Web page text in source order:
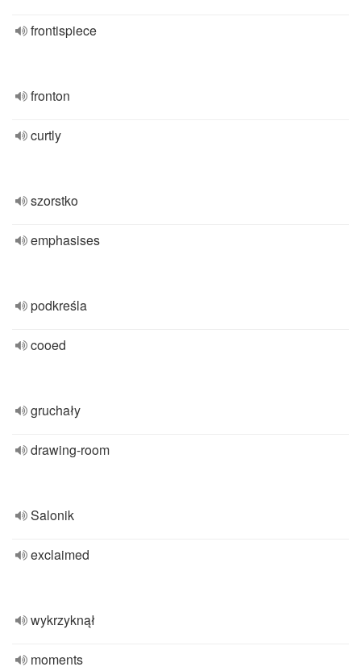
frontispiece
fronton
curtly
szorstko
emphasises
podkreśla
cooed
gruchały
drawing-room
Salonik
exclaimed
wykrzyknął
moments